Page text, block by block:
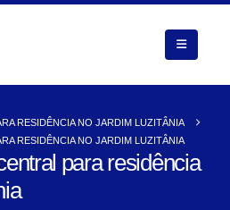
RESIDÊNCIA NO JARDIM LUZITÂNIA
RESIDÊNCIA NO JARDIM LUZITÂNIA
para residência